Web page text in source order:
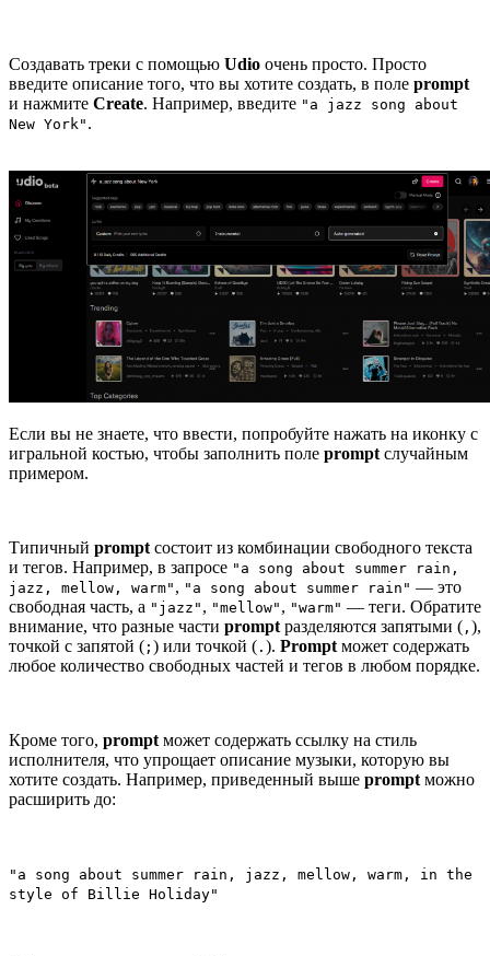
Создавать треки с помощью Udio очень просто. Просто
введите описание того, что вы хотите создать, в поле prompt
и нажмите Create. Например, введите "a jazz song about
New York" .
Если вы не знаете, что ввести, попробуйте нажать на иконку с
игральной костью, чтобы заполнить поле prompt случайным
примером.
Типичный prompt состоит из комбинации свободного текста
и тегов. Например, в запросе "a song about summer rain,
jazz, mellow, warm" , "a song about summer rain" — это
свободная часть, а "jazz" , "mellow" , "warm" — теги. Обратите
внимание, что разные части prompt разделяются запятыми ( , ),
точкой с запятой ( ; ) или точкой ( . ). Prompt может содержать
любое количество свободных частей и тегов в любом порядке.
Кроме того, prompt может содержать ссылку на стиль
исполнителя, что упрощает описание музыки, которую вы
хотите создать. Например, приведенный выше prompt можно
расширить до:
"a song about summer rain, jazz, mellow, warm, in the
style of Billie Holiday"